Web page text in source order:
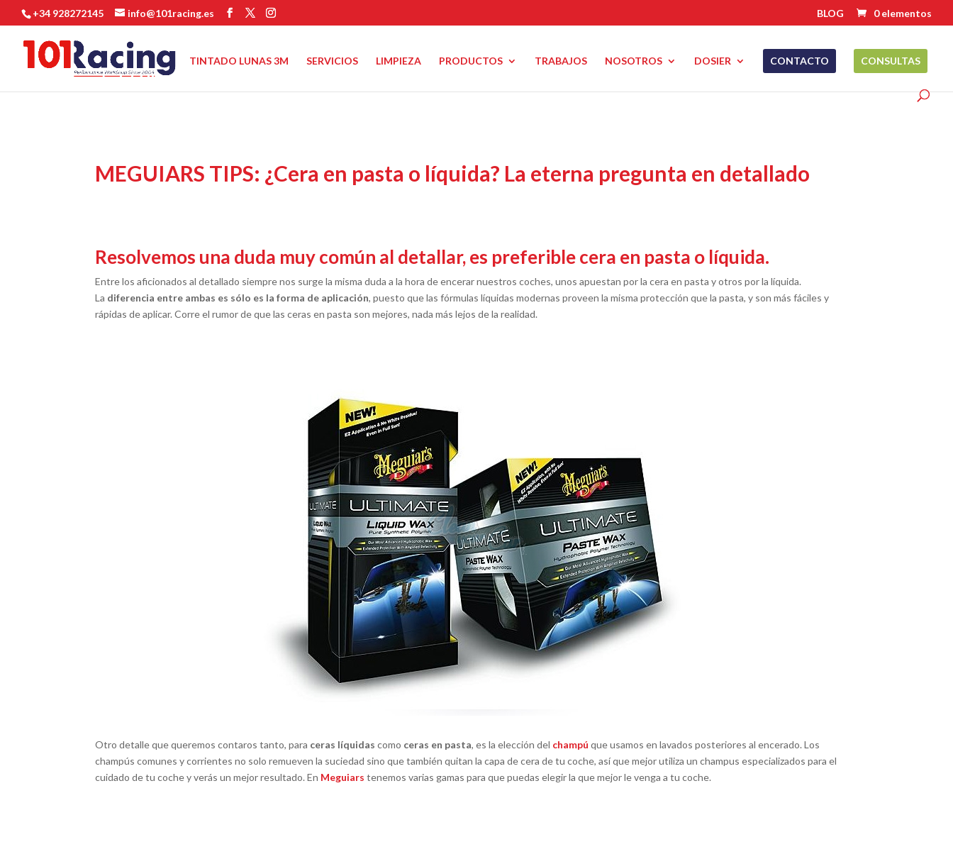
+34 928272145 info@101racing.es BLOG 0 elementos
TINTADO LUNAS 3M SERVICIOS LIMPIEZA PRODUCTOS TRABAJOS NOSOTROS DOSIER CONTACTO CONSULTAS
MEGUIARS TIPS: ¿Cera en pasta o líquida? La eterna pregunta en detallado
Resolvemos una duda muy común al detallar, es preferible cera en pasta o líquida.
Entre los aficionados al detallado siempre nos surge la misma duda a la hora de encerar nuestros coches, unos apuestan por la cera en pasta y otros por la líquida.
La diferencia entre ambas es sólo es la forma de aplicación, puesto que las fórmulas líquidas modernas proveen la misma protección que la pasta, y son más fáciles y
rápidas de aplicar. Corre el rumor de que las ceras en pasta son mejores, nada más lejos de la realidad.
Otro detalle que queremos contaros tanto, para ceras líquidas como ceras en pasta, es la elección del champú que usamos en lavados posteriores al encerado. Los
champús comunes y corrientes no solo remueven la suciedad sino que también quitan la capa de cera de tu coche, así que mejor utiliza un champus especializados para el
cuidado de tu coche y verás un mejor resultado. En Meguiars tenemos varias gamas para que puedas elegir la que mejor le venga a tu coche.